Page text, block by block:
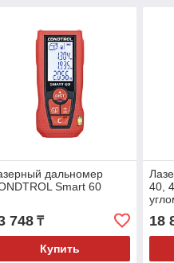
дальномер
Smart 60
748₸
Купить
40,
18